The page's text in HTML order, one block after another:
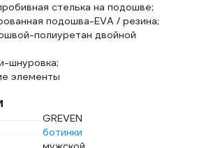
стелька на подошве;
подошва-EVA / резина;
полиуретан двойной
шнуровка;
элементы
GREVEN
ботинки